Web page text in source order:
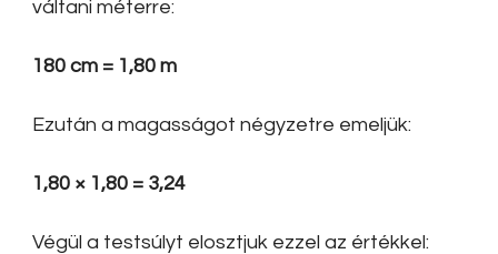
váltani méterre:
180 cm = 1,80 m
Ezután a magasságot négyzetre emeljük:
1,80 × 1,80 = 3,24
Végül a testsúlyt elosztjuk ezzel az értékkel: